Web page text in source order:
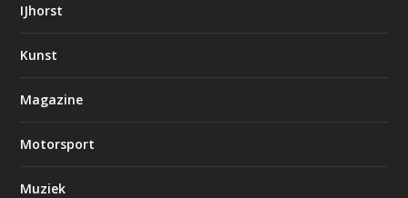
IJhorst
Kunst
Magazine
Motorsport
Muziek